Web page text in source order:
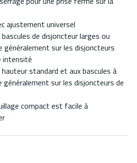
ajustement universel
de disjoncteur larges ou
sur les disjoncteurs
intensité
standard et aux bascules à
sur les disjoncteurs de
compact est facile à